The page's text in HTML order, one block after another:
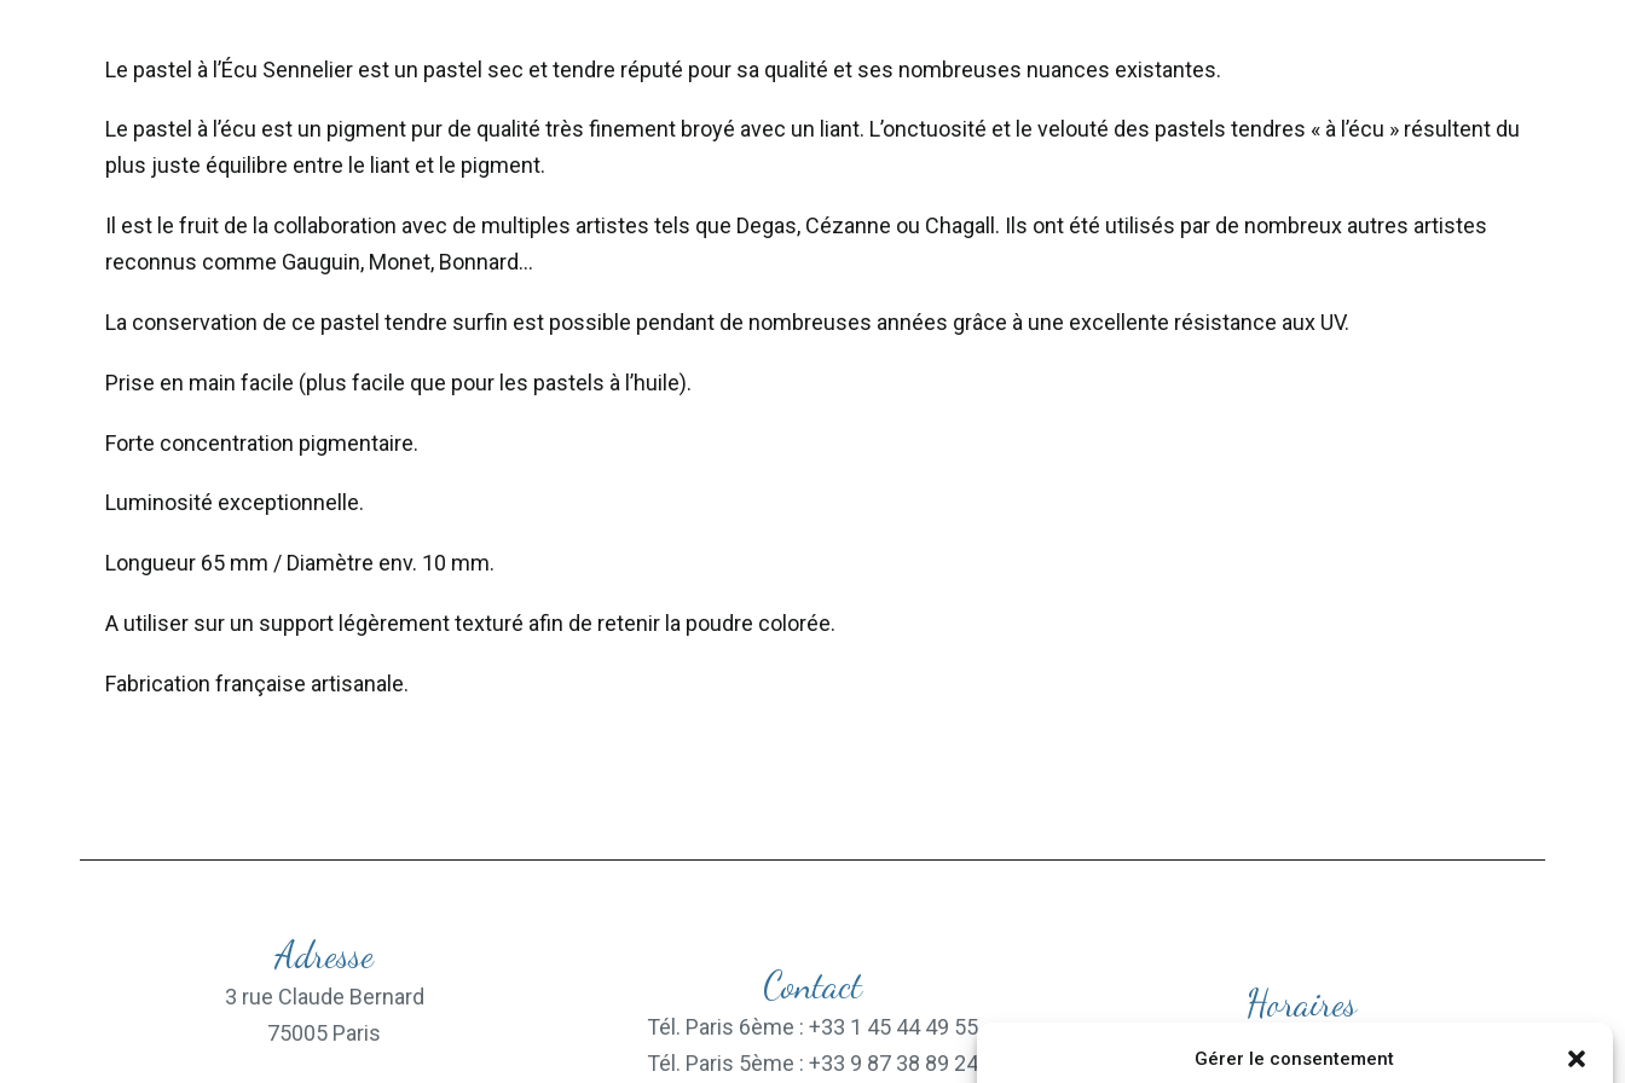
Gérer le consentement
l’écu
–
prusse
Le pastel à l’Écu Sennelier est un pastel sec et tendre réputé pour sa qualité et ses nombreuses nuances existantes.
Le pastel à l’écu est un pigment pur de qualité très finement broyé avec un liant. L’onctuosité et le velouté des pastels tendres « à l’écu » résultent du
plus juste équilibre entre le liant et le pigment.
Il est le fruit de la collaboration avec de multiples artistes tels que Degas, Cézanne ou Chagall. Ils ont été utilisés par de nombreux autres artistes
reconnus comme Gauguin, Monet, Bonnard…
La conservation de ce pastel tendre surfin est possible pendant de nombreuses années grâce à une excellente résistance aux UV.
Prise en main facile (plus facile que pour les pastels à l’huile).
Forte concentration pigmentaire.
Luminosité exceptionnelle.
Longueur 65 mm / Diamètre env. 10 mm.
A utiliser sur un support légèrement texturé afin de retenir la poudre colorée.
Fabrication française artisanale.
Adresse
3 rue Claude Bernard
75005 Paris
Contact
Tél. Paris 6ème : +33 1 45 44 49 55
Tél. Paris 5ème : +33 9 87 38 89 24
Horaires